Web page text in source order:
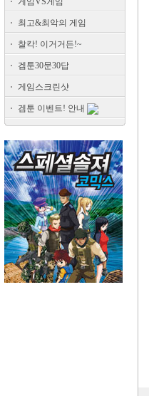
최고&최악의 게임
찰칵! 이거거든!~
겜툰30문30답
게임스크린샷
겜툰 이벤트! 안내